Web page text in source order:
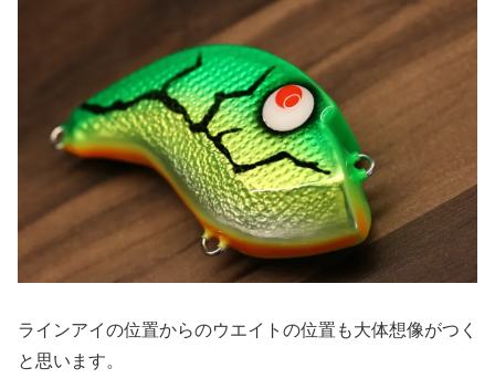
ラインアイの位置からのウエイトの位置も大体想像がつく
と思います。